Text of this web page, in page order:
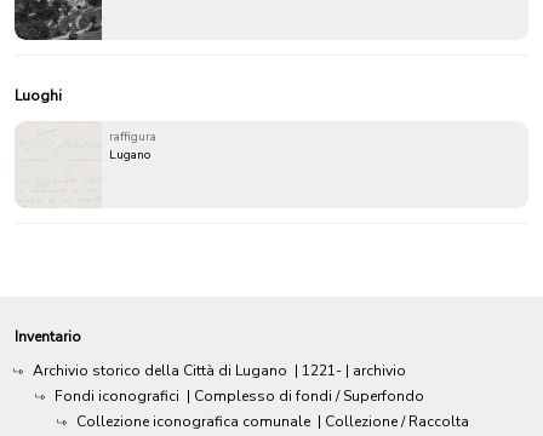
Luoghi
raffigura
Lugano
Inventario
Archivio storico della Città di Lugano | 1221- | archivio
Fondi iconografici | Complesso di fondi / Superfondo
Collezione iconografica comunale | Collezione / Raccolta